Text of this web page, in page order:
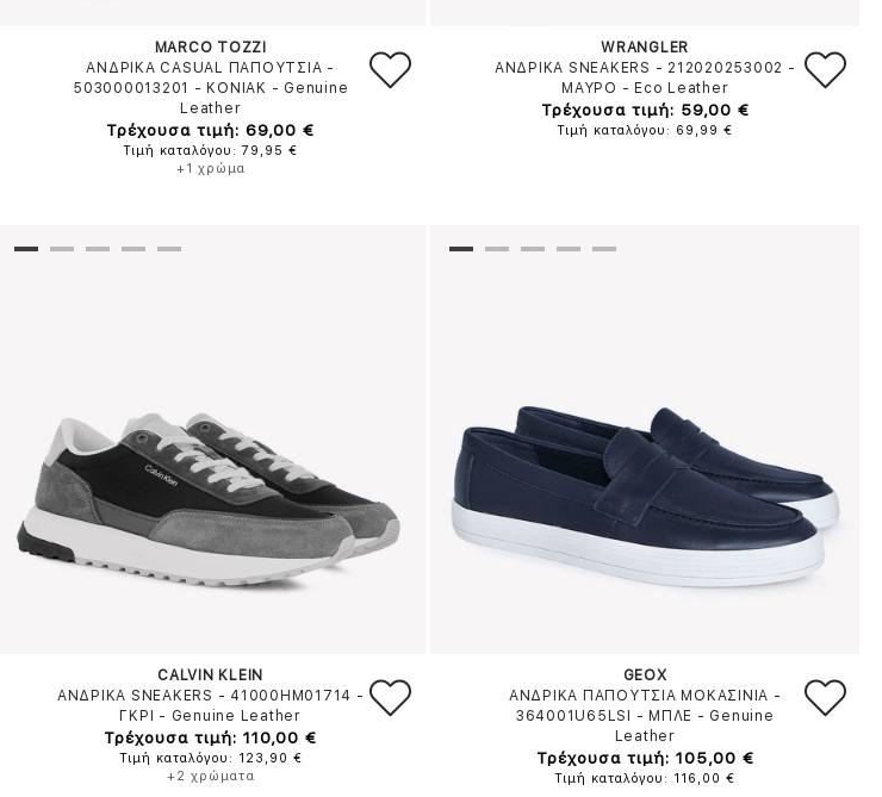
MARCO TOZZI
ΑΝΔΡΙΚΑ CASUAL ΠΑΠΟΥΤΣΙΑ -
503000013201
- ΚΟΝΙΑΚ - Genuine
Leather
Τρέχουσα τιμή: 69,00 €
Τιμή καταλόγου: 79,95 €
+1 χρώμα
WRANGLER
ΑΝΔΡΙΚΑ SNEAKERS - 212020253002 -
ΜΑΥΡΟ - Eco Leather
Τρέχουσα τιμή: 59,00 €
Τιμή καταλόγου: 69,99 €
CALVIN KLEIN
ΑΝΔΡΙΚΑ SNEAKERS - 41000HM01714 -
ΓΚΡΙ
- Genuine Leather
Τρέχουσα τιμή: 110,00 €
Τιμή καταλόγου: 123,90 €
+2 χρώματα
GEOX
ΑΝΔΡΙΚΑ ΠΑΠΟΥΤΣΙΑ ΜΟΚΑΣΙΝΙΑ -
364001U65LSI
- ΜΠΛΕ - Genuine
Leather
Τρέχουσα τιμή: 105,00 €
Τιμή καταλόγου: 116,00 €